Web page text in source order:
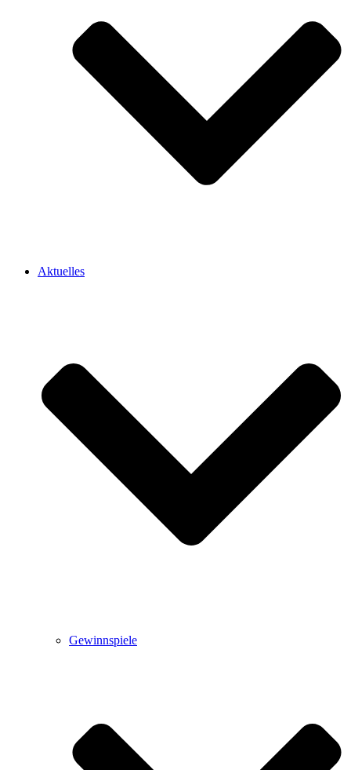
Aktuelles
Gewinnspiele